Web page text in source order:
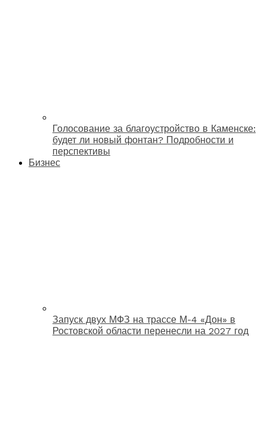
Голосование за благоустройство в Каменске:
будет ли новый фонтан? Подробности и
перспективы
Бизнес
Запуск двух МФЗ на трассе М-4 «Дон» в
Ростовской области перенесли на 2027 год